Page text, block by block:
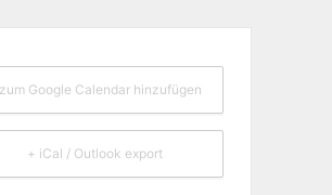
Google Calendar hinzufügen
+ iCal / Outlook export